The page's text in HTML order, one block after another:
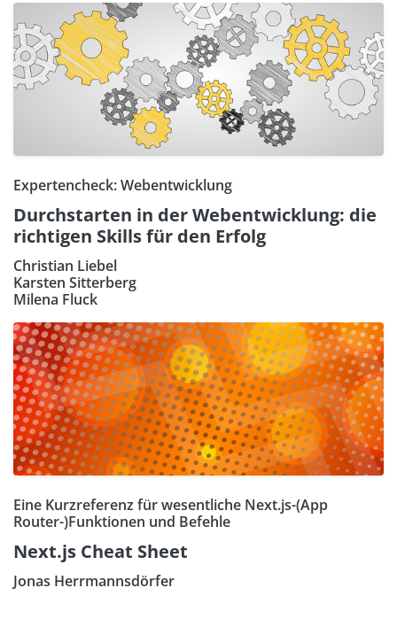
Expertencheck: Webentwicklung
Durchstarten in der Webentwicklung: die
richtigen Skills für den Erfolg
Christian Liebel
Karsten Sitterberg
Milena Fluck
Eine Kurzreferenz für wesentliche Next.js-(App
Router-)Funktionen und Befehle
Next.js Cheat Sheet
Jonas Herrmannsdörfer